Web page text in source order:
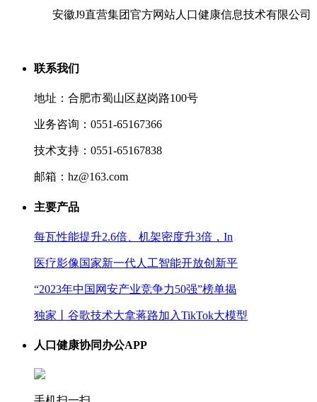
安徽J9直营集团官方网站人口健康信息技术有限公司
联系我们
地址：合肥市蜀山区赵岗路100号
业务咨询：0551-65167366
技术支持：0551-65167838
邮箱：hz@163.com
主要产品
每瓦性能提升2.6倍、机架密度升3倍，In
医疗影像国家新一代人工智能开放创新平
“2023年中国网安产业竞争力50强”榜单揭
独家丨谷歌技术大拿蒋路加入TikTok大模型
人口健康协同办公APP